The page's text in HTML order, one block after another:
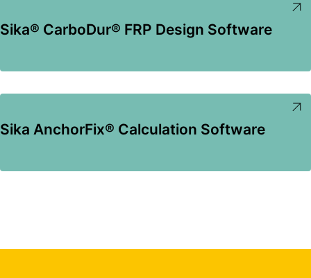
Sika® CarboDur® FRP Design Software
Sika AnchorFix® Calculation Software